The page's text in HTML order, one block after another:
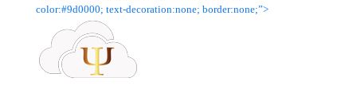
color:#9d0000; text-decoration:none; border:none;”>